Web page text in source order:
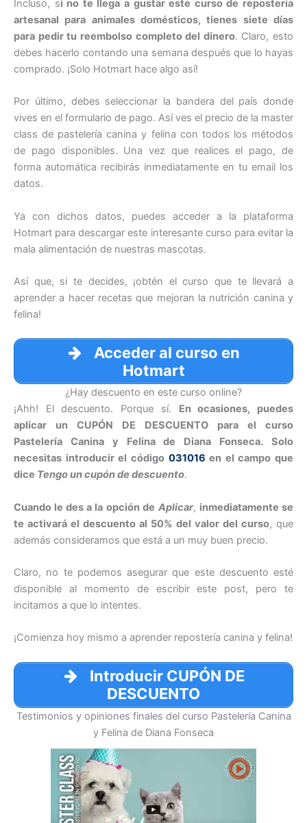
Incluso, si no te llega a gustar este curso de repostería
artesanal para animales domésticos, tienes siete días
para pedir tu reembolso completo del dinero. Claro, esto
debes hacerlo contando una semana después que lo hayas
comprado. ¡Solo Hotmart hace algo así!
Por último, debes seleccionar la bandera del país donde
vives en el formulario de pago. Así ves el precio de la master
class de pastelería canina y felina con todos los métodos
de pago disponibles. Una vez que realices el pago, de
forma automática recibirás inmediatamente en tu email los
datos.
Ya con dichos datos, puedes acceder a la plataforma
Hotmart para descargar este interesante curso para evitar la
mala alimentación de nuestras mascotas.
Así que, si te decides, ¡obtén el curso que te llevará a
aprender a hacer recetas que mejoran la nutrición canina y
felina!
Acceder al curso en
Hotmart
¿Hay descuento en este curso online?
¡Ahh! El descuento. Porque sí. En ocasiones, puedes
aplicar un CUPÓN DE DESCUENTO para el curso
Pastelería Canina y Felina de Diana Fonseca. Solo
necesitas introducir el código031016 en el campo que
dice Tengo un cupón de descuento.
Cuando le des a la opción de Aplicar, inmediatamente se
te activará el descuento al 50% del valor del curso, que
además consideramos que está a un muy buen precio.
Claro, no te podemos asegurar que este descuento esté
disponible al momento de escribir este post, pero te
incitamos a que lo intentes.
¡Comienza hoy mismo a aprender repostería canina y felina!
Introducir CUPÓN DE
DESCUENTO
Testimonios y opiniones finales del curso Pastelería Canina
y Felina de Diana Fonseca